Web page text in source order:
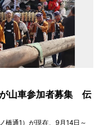
山車参加者募集 伝
橋通1）が現在、9月14日～